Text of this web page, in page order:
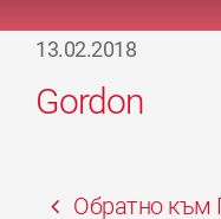
13.02.2018
Gordon
Обратно към